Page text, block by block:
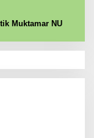
Muktamar NU